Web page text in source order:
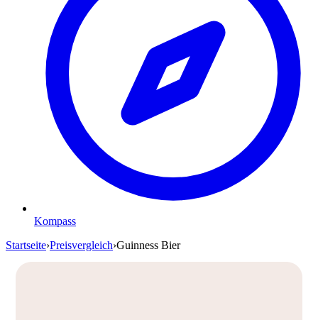
Kompass
Startseite›Preisvergleich›Guinness Bier